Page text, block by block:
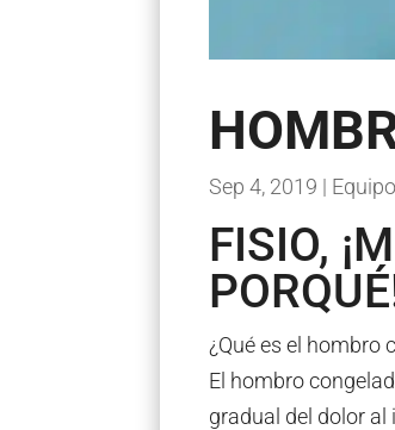
Sep 4, 2019 |
FISIO,
¿Qué es el hombro
El hombro
gradual del dolor